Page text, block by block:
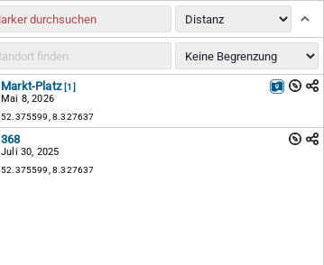
Markt-Platz [1]
Mai 8, 2026
52.375599, 8.327637
368
Juli 30, 2025
52.375599, 8.327637